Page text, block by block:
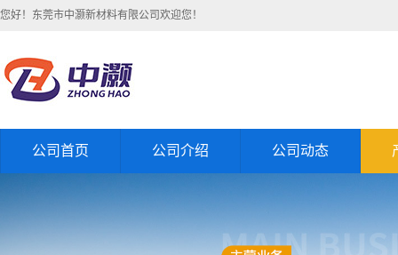
您好！东莞市中灏新材料有限公司欢迎您！
公司首页 公司介绍 公司动态